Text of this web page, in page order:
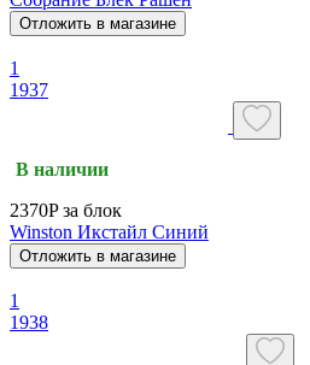
Отложить в магазине
1
1937
В наличии
2370P за блок
Winston Икстайл Синий
Отложить в магазине
1
1938